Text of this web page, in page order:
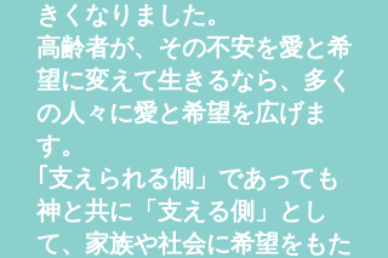
きくなりました。
高齢者が、その不安を愛と希
望に変えて生きるなら、多く
の人々に愛と希望を広げま
す。
｢支えられる側」であっても
神と共に「支える側」とし
て、家族や社会に希望をもた